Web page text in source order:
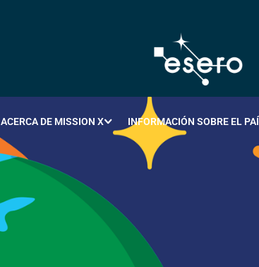
ACERCA DE MISSION X INFORMACIÓN SOBRE EL